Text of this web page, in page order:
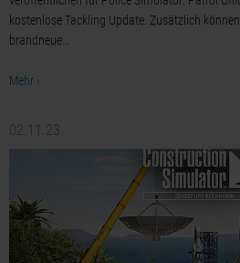
kostenlose Tackling Update. Zusätzlich
brandneue…
Mehr ›
02.11.23